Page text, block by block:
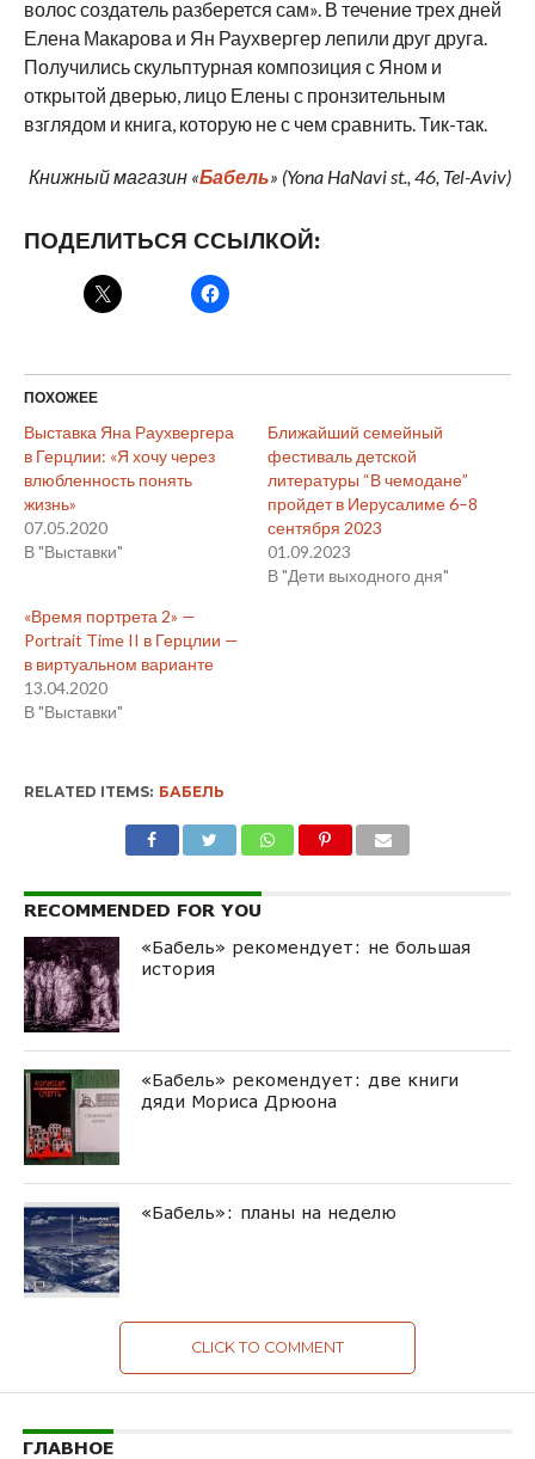
волос создатель разберется сам». В течение трех дней
Елена Макарова и Ян Раухвергер лепили друг друга.
Получились скульптурная композиция с Яном и
открытой дверью, лицо Елены с пронзительным
взглядом и книга, которую не с чем сравнить. Тик-так.
Книжный магазин «Бабель» (Yona HaNavi st., 46, Tel-Aviv)
ПОДЕЛИТЬСЯ ССЫЛКОЙ:
ПОХОЖЕЕ
Выставка Яна Раухвергера
в Герцлии: «Я хочу через
влюбленность понять
жизнь»
07.05.2020
В "Выставки"
Ближайший семейный
фестиваль детской
литературы “В чемодане”
пройдет в Иерусалиме 6–8
сентября 2023
01.09.2023
В "Дети выходного дня"
«Время портрета 2» —
Portrait Time II в Герцлии —
в виртуальном варианте
13.04.2020
В "Выставки"
RELATED ITEMS: БАБЕЛЬ
RECOMMENDED FOR YOU
«Бабель» рекомендует: не большая
история
«Бабель» рекомендует: две книги
дяди Мориса Дрюона
«Бабель»: планы на неделю
CLICK TO COMMENT
ГЛАВНОЕ